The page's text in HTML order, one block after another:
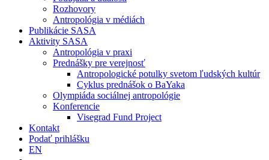
Rozhovory
Antropológia v médiách
Publikácie SASA
Aktivity SASA
Antropológia v praxi
Prednášky pre verejnosť
Antropologické potulky svetom ľudských kultúr
Cyklus prednášok o BaYaka
Olympiáda sociálnej antropológie
Konferencie
Visegrad Fund Project
Kontakt
Podať prihlášku
EN